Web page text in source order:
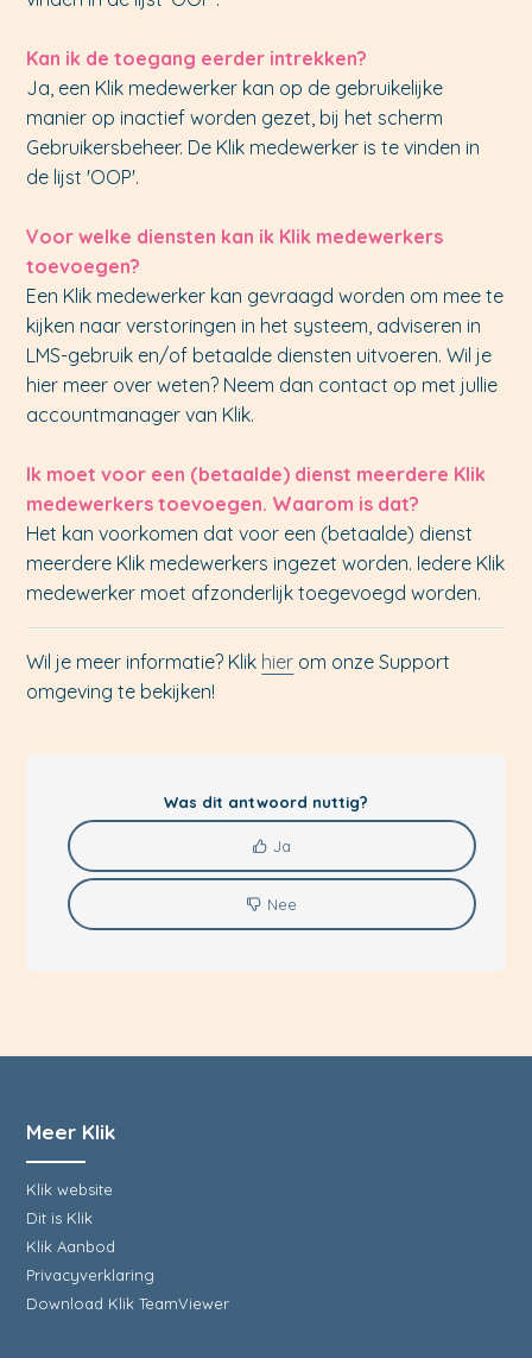
Kan ik de toegang eerder intrekken?
Ja, een Klik medewerker kan op de gebruikelijke
manier op inactief worden gezet, bij het scherm
Gebruikersbeheer. De Klik medewerker is te vinden in
de lijst 'OOP'.
Voor welke diensten kan ik Klik medewerkers
toevoegen?
Een Klik medewerker kan gevraagd worden om mee te
kijken naar verstoringen in het systeem, adviseren in
LMS-gebruik en/of betaalde diensten uitvoeren. Wil je
hier meer over weten? Neem dan contact op met jullie
accountmanager van Klik.
Ik moet voor een (betaalde) dienst meerdere Klik
medewerkers toevoegen. Waarom is dat?
Het kan voorkomen dat voor een (betaalde) dienst
meerdere Klik medewerkers ingezet worden. Iedere Klik
medewerker moet afzonderlijk toegevoegd worden.
Wil je meer informatie? Klik hier om onze Support
omgeving te bekijken!
Was dit antwoord nuttig?
Ja
Nee
Meer Klik
Klik website
Dit is Klik
Klik Aanbod
Privacyverklaring
Download Klik TeamViewer